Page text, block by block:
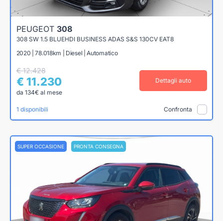
PEUGEOT 308
308 SW 1.5 BLUEHDI BUSINESS ADAS S&S 130CV EAT8
2020 | 78.018km | Diesel | Automatico
€ 12.428
€ 11.230
da 134€ al mese
Dettagli auto
1 disponibili Confronta
SUPER OCCASIONE PRONTA CONSEGNA